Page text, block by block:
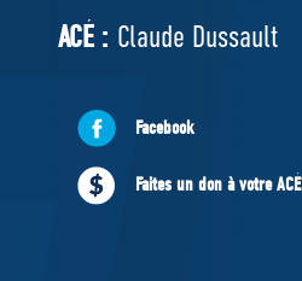
Cabinet fantôme
Exécutif national
À PROPOS
Documents constitutifs
ACÉ : Claude Dussault
Facebook
Faites un don à votre ACÉ